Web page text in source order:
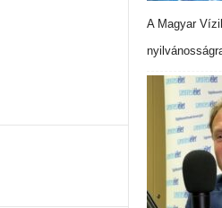
A Magyar